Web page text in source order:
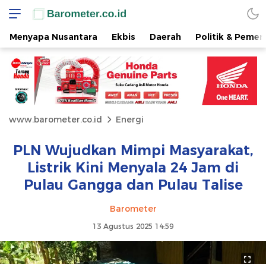
Menyapa Nusantara Ekbis Daerah Politik &
www.barometer.co.id Energi
PLN Wujudkan Mimpi Masyarakat,
Listrik Kini Menyala 24 Jam di
Pulau Gangga dan Pulau Talise
Barometer
13 Agustus 2025 14:59